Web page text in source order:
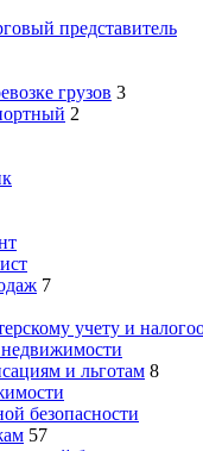
представитель
грузов 3
2
7
учету и
и льготам 8
безопасности
57